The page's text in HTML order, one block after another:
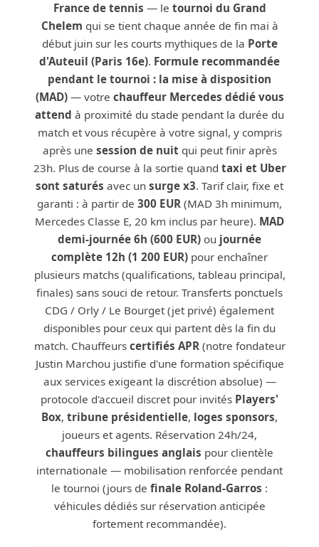
France de tennis — le tournoi du Grand
Chelem qui se tient chaque année de fin mai à
début juin sur les courts mythiques de la Porte
d'Auteuil (Paris 16e). Formule recommandée
pendant le tournoi : la mise à disposition
(MAD)— votre chauffeur Mercedes dédié vous
attend à proximité du stade pendant la durée du
match et vous récupère à votre signal, y compris
après une session de nuit qui peut finir après
23h. Plus de course à la sortie quand taxi et Uber
sont saturés avec un surge x3. Tarif clair, fixe et
garanti : à partir de 300 EUR (MAD 3h minimum,
Mercedes Classe E, 20 km inclus par heure). MAD
demi-journée 6h (600 EUR) ou journée
complète 12h (1 200 EUR) pour enchaîner
plusieurs matchs (qualifications, tableau principal,
finales) sans souci de retour. Transferts ponctuels
CDG / Orly / Le Bourget (jet privé) également
disponibles pour ceux qui partent dès la fin du
match. Chauffeurs certifiés APR(notre fondateur
Justin Marchou justifie d'une formation spécifique
aux services exigeant la discrétion absolue) —
protocole d'accueil discret pour invités Players'
Box, tribune présidentielle, loges sponsors,
joueurs et agents. Réservation 24h/24,
chauffeurs bilingues anglais pour clientèle
internationale — mobilisation renforcée pendant
le tournoi (jours de finale Roland-Garros :
véhicules dédiés sur réservation anticipée
fortement recommandée).